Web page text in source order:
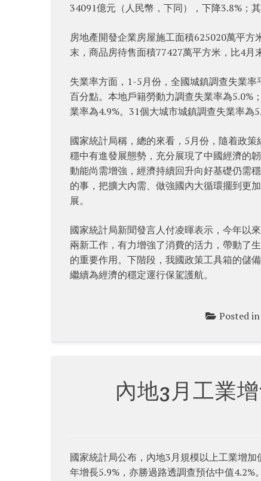
34091億元（人民幣，下同），下降3.8%；
房地產開發企業房屋施工面積625020萬平方
末，商品房待售面積77427萬平方米，比4月
失業率方面，1-5月份，全國城鎮調查失業
百分點。本地戶籍勞動力調查失業率為5.0%
業率為4.9%。31個大城市城鎮調查失業率為
國家統計局稱，總的來看，5月份，隨着政
穩中有進發展態勢，充分展現了中國經濟的
動能尚需增強，經濟持續回升向好基礎仍需
的事，把擴大內需、做強國內大循環擺到更
展。
國家統計局新聞發言人付凌暉表示，今年以
兩新工作，有力增強了消費的活力，帶動了
的重要作用。下階段，我國政策工具箱的儲
繼續為經濟的穩定運行保駕護航。
Posted
內地3月工業
國家統計局公布，內地3月規模以上工業增
年增長5.9%，亦勝過路透調查預估中值4.2%。